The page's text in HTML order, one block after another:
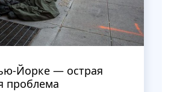
Йорке — острая
проблема